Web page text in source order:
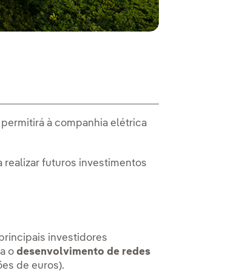
permitirá à companhia elétrica
realizar futuros investimentos
investidores
odesenvolvimento de redes
de euros).